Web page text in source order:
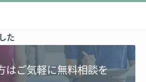
た
はご気軽に無料相談を